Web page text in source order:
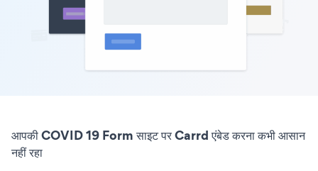
आपकी COVID 19 Form साइट पर Carrd एंबेड करना कभी आसान
नहीं रहा